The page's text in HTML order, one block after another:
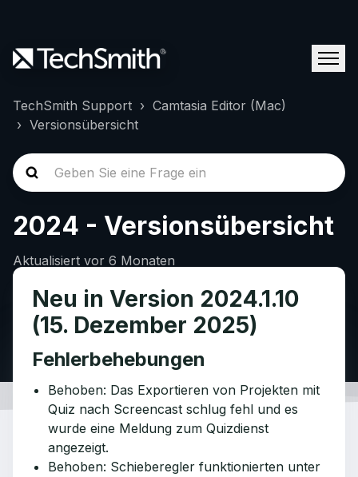
TechSmith Support
Camtasia Editor (Mac)
Versionsübersicht
2024 - Versionsübersicht
Aktualisiert vor 6 Monaten
Neu in Version 2024.1.10
(15. Dezember 2025)
Fehlerbehebungen
Behoben: Das Exportieren von Projekten mit
Quiz nach Screencast schlug fehl und es
wurde eine Meldung zum Quizdienst
angezeigt.
Behoben: Schieberegler funktionierten unter